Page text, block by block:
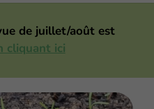
de juillet/août est
cliquant ici